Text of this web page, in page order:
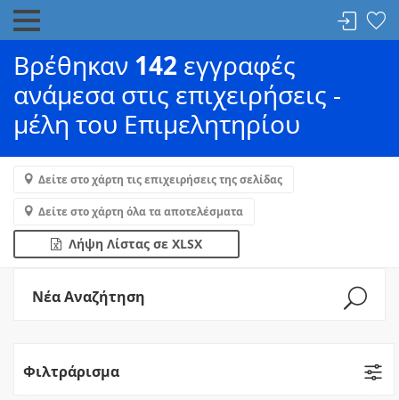
Βρέθηκαν 142 εγγραφές
ανάμεσα στις επιχειρήσεις -
μέλη του Επιμελητηρίου
Δείτε στο χάρτη τις επιχειρήσεις της σελίδας
Δείτε στο χάρτη όλα τα αποτελέσματα
Λήψη Λίστας σε XLSX
Νέα Αναζήτηση
Φιλτράρισμα